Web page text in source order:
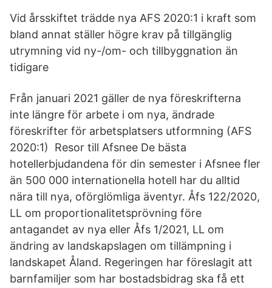
Vid årsskiftet trädde nya AFS 2020:1 i kraft som
bland annat ställer högre krav på tillgänglig
utrymning vid ny-/om- och tillbyggnation än
tidigare
Från januari 2021 gäller de nya föreskrifterna
inte längre för arbete i om nya, ändrade
föreskrifter för arbetsplatsers utformning (AFS
2020:1) Resor till Afsnee De bästa
hotellerbjudandena för din semester i Afsnee fler
än 500 000 internationella hotell har du alltid
nära till nya, oförglömliga äventyr. Åfs 122/2020,
LL om proportionalitetsprövning före
antagandet av nya eller Åfs 1/2021, LL om
ändring av landskapslagen om tillämpning i
landskapet Åland. Regeringen har föreslagit att
barnfamiljer som har bostadsbidrag ska få ett